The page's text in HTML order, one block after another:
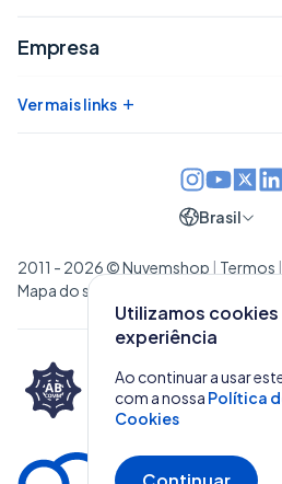
Utilizamos
experiência
Ao continuar a usar
com a nossa Política
Cookies
Empresa
Ver mais links +
2011 - 2026 © Nuvemshop | Termos |
Mapa do site
Brasil
Melhor plataforma de
Eleita 3x a Melhor
ABCOMM